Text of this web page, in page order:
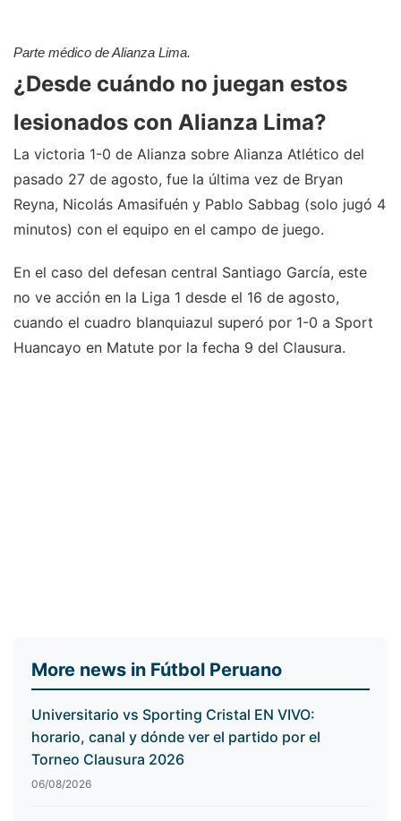
Parte médico de Alianza Lima.
¿Desde cuándo no juegan estos
lesionados con Alianza Lima?
La victoria 1-0 de Alianza sobre Alianza Atlético del
pasado 27 de agosto, fue la última vez de Bryan
Reyna, Nicolás Amasifuén y Pablo Sabbag (solo jugó 4
minutos) con el equipo en el campo de juego.
En el caso del defesan central Santiago García, este
no ve acción en la Liga 1 desde el 16 de agosto,
cuando el cuadro blanquiazul superó por 1-0 a Sport
Huancayo en Matute por la fecha 9 del Clausura.
More news in Fútbol Peruano
Universitario vs Sporting Cristal EN VIVO:
horario, canal y dónde ver el partido por el
Torneo Clausura 2026
06/08/2026